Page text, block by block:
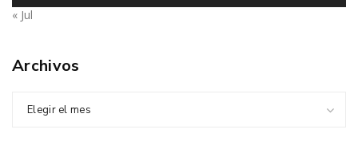
« Jul
Archivos
Elegir el mes